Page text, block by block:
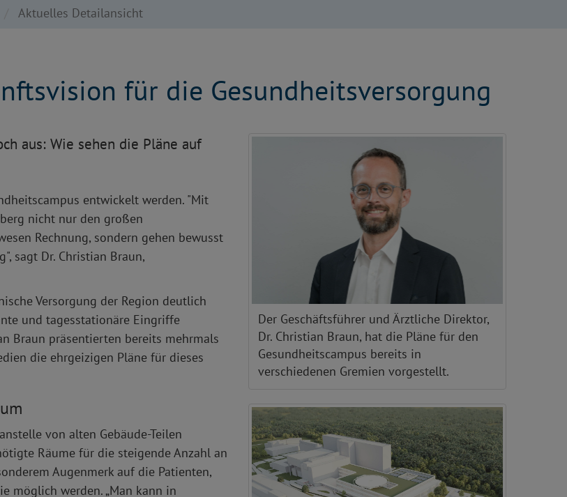
Aktuelles Detailansicht
für die Gesundheitsversorgung
aus: Wie sehen die Pläne auf
entwickelt werden. "Mit
nicht nur den großen
Rechnung, sondern gehen bewusst
sagt Dr. Christian Braun,
Versorgung der Region deutlich
und tagesstationäre Eingriffe
Braun präsentierten bereits mehrmals
die ehrgeizigen Pläne für dieses
von alten Gebäude-Teilen
Räume für die steigende Anzahl an
Augenmerk auf die Patienten,
möglich werden. „Man kann in
Der Geschäftsführer und Ärztliche Direktor,
Dr. Christian Braun, hat die Pläne für den
Gesundheitscampus bereits in
verschiedenen Gremien vorgestellt.